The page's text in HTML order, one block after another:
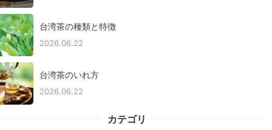
台湾茶の種類と特徴
2026.06.22
台湾茶のいれ方
2026.06.22
カテゴリ